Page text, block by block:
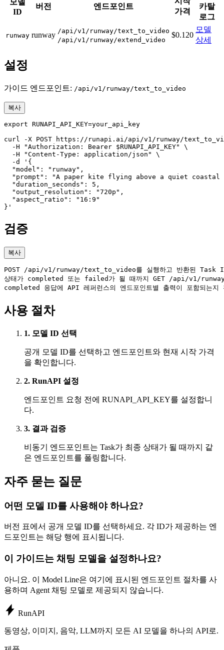
모델
ID
버전 엔드포인트
가격
카탈
로그
runway runway /api/v1/runway/text_to_video
/api/v1/runway/extend_video
$0.120
모델
상세
설정
가이드 엔드포인트: /api/v1/runway/text_to_video
복사
export RUNAPI_API_KEY=your_api_key
curl -X POST https://runapi.ai/api/v1/runway/
  -H "Authorization: Bearer $RUNAPI_API_KEY" \
  -H "Content-Type: application/json" \
  -d '{
  "model": "runway",
"prompt": "A paper kite flying above a quiet coastal
  "duration_seconds": 5,
  "output_resolution": "720p",
  "aspect_ratio": "16:9"
}'
검증
복사
POST /api/v1/runway/text_to_video를 실행하고 반환된 Task
상태가 completed 또는 failed가 될 때까지 GET /api/v1/
completed 응답에 API 레퍼런스의 엔드포인트별 출력이 포함되는지
사용 절차
1. 모델 ID 선택
공개 모델 ID를 선택하고 엔드포인트와 현재 시작 가격
을 확인합니다.
2. RunAPI 설정
엔드포인트 요청 전에 RUNAPI_API_KEY를 설정합니
다.
3. 결과 검증
비동기 엔드포인트는 Task가 최종 상태가 될 때까지 같
은 엔드포인트를 폴링합니다.
자주 묻는 질문
어떤 모델 ID를 사용해야 하나요?
버전 표에서 공개 모델 ID를 선택하세요. 각 ID가 제공하는 엔
드포인트는 해당 행에 표시됩니다.
이 가이드는 채팅 모델을 설정하나요?
아니요. 이 Model Line은 여기에 표시된 엔드포인트 절차를 사
용하며 Agent 채팅 모델로 제공되지 않습니다.
RunAPI
동영상, 이미지, 음악, LLM까지 모든 AI 모델을 하나의 API로.